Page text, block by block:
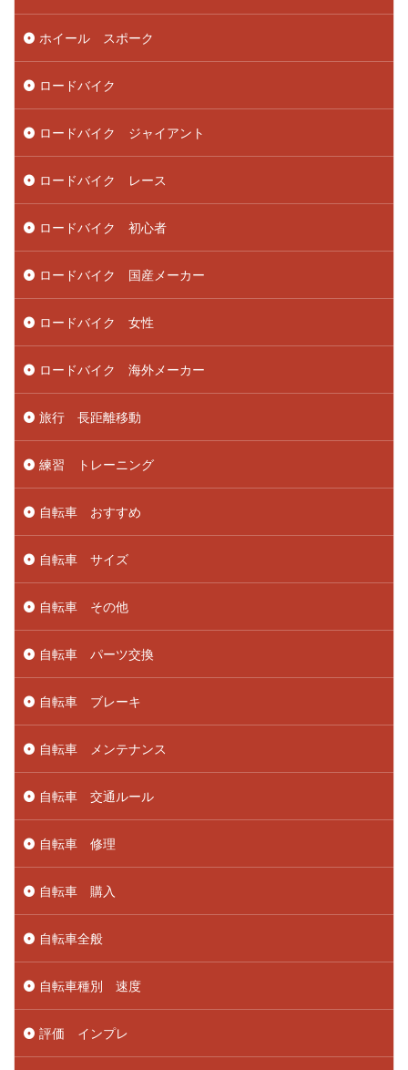
ホイール スポーク
ロードバイク
ロードバイク ジャイアント
ロードバイク レース
ロードバイク 初心者
ロードバイク 国産メーカー
ロードバイク 女性
ロードバイク 海外メーカー
旅行 長距離移動
練習 トレーニング
自転車 おすすめ
自転車 サイズ
自転車 その他
自転車 パーツ交換
自転車 ブレーキ
自転車 メンテナンス
自転車 交通ルール
自転車 修理
自転車 購入
自転車全般
自転車種別 速度
評価 インプレ